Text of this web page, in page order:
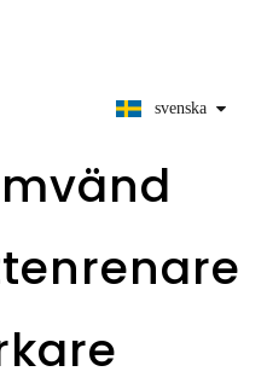
svenska